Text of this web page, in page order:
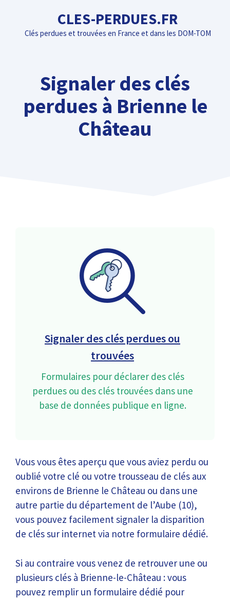
contenu
CLES-PERDUES.FR
Clés perdues et trouvées en France et dans les DOM-TOM
Signaler des clés
perdues à Brienne le
Château
Signaler des clés perdues ou
trouvées
Formulaires pour déclarer des clés
perdues ou des clés trouvées dans une
base de données publique en ligne.
Vous vous êtes aperçu que vous aviez perdu ou
oublié votre clé ou votre trousseau de clés aux
environs de Brienne le Château ou dans une
autre partie du département de l’Aube (10),
vous pouvez facilement signaler la disparition
de clés sur internet via notre formulaire dédié.
Si au contraire vous venez de retrouver une ou
plusieurs clés à Brienne-le-Château : vous
pouvez remplir un formulaire dédié pour